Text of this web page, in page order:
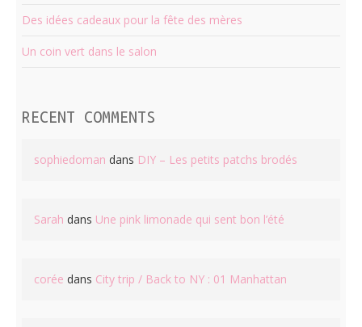
Des idées cadeaux pour la fête des mères
Un coin vert dans le salon
RECENT COMMENTS
sophiedoman dans DIY – Les petits patchs brodés
Sarah dans Une pink limonade qui sent bon l’été
corée dans City trip / Back to NY : 01 Manhattan